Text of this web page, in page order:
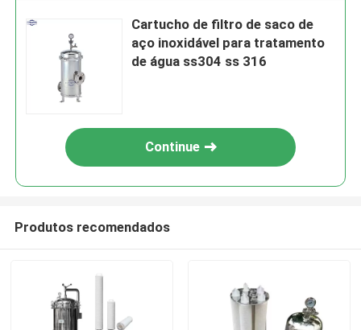
Cartucho de filtro de saco de
aço inoxidável para tratamento
de água ss304 ss 316
Continue
Produtos recomendados